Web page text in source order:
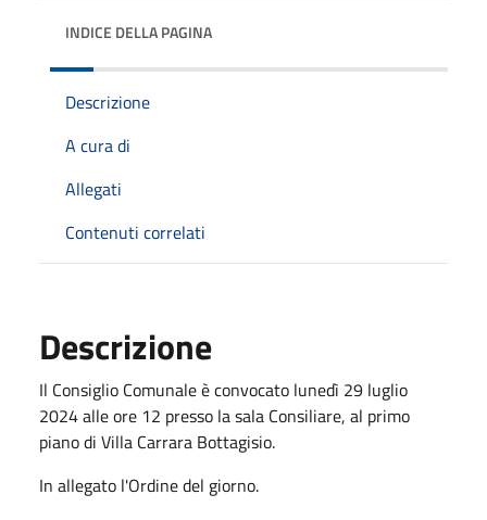
INDICE DELLA PAGINA
Descrizione
A cura di
Allegati
Contenuti correlati
Descrizione
Il Consiglio Comunale è convocato lunedì 29 luglio
2024 alle ore 12 presso la sala Consiliare, al primo
piano di Villa Carrara Bottagisio.
In allegato l'Ordine del giorno.